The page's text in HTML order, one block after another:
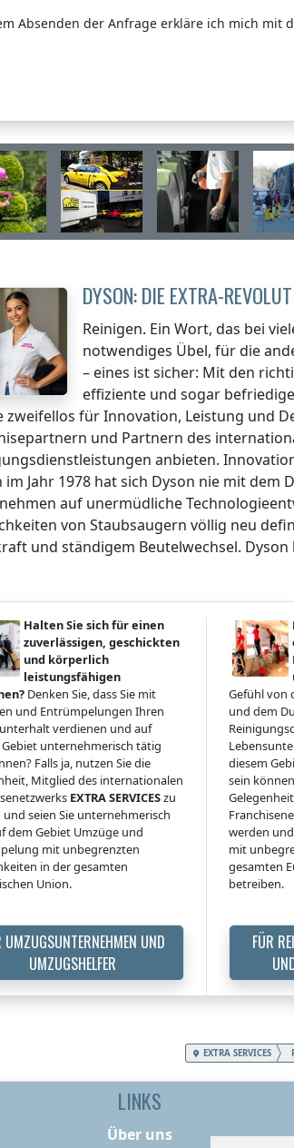
Absenden der Anfrage erkläre ich mich mit
DYSON: DIE EXTRA-
Reinigen. Ein Wort, das bei
notwendiges Übel, für die
– eines ist sicher: Mit den
effiziente und sogar
zweifellos für Innovation, Leistung und
und Partnern des
anbieten.
im Jahr 1978 hat sich Dyson nie mit
auf unermüdliche
von Staubsaugern völlig neu
und ständigem Beutelwechsel. Dyson
Halten Sie sich für einen
zuverlässigen, geschickten
und körperlich
leistungsfähigen
Denken Sie, dass Sie mit
und Entrümpelungen Ihren
verdienen und auf
unternehmerisch tätig
Falls ja, nutzen Sie die
Mitglied des internationalen
EXTRA SERVICESzu
seien Sie unternehmerisch
dem Gebiet Umzüge und
mit unbegrenzten
in der gesamten
Union.
UMZUGSUNTERNEHMEN UND
UMZUGSHELFER
Gefühl von
und dem
diesem
sein
werden
mit
gesamten
betreiben.
FÜR
EXTRA SERVICES
LINKS
Über uns